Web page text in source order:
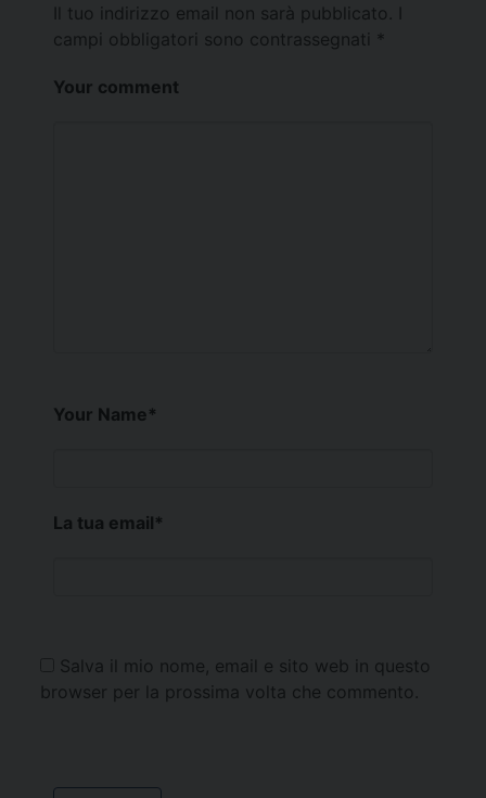
Il tuo indirizzo email non sarà pubblicato.
campi obbligatori sono contrassegnati *
Your comment
Your Name*
La tua email*
Salva il mio nome, email e sito web in questo
browser per la prossima volta che commento.